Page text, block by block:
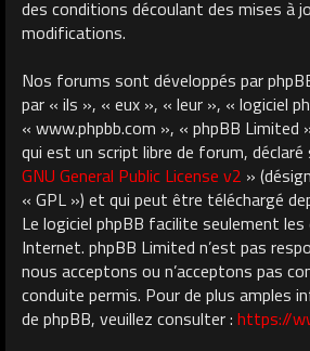
des conditions découlant des mises à
modifications.
Nos forums sont développés par
par « ils », « eux », « leur », « logiciel
« www.phpbb.com », « phpBB Limited
qui est un script libre de forum, déclaré
GNU General Public License v2 »
« GPL ») et qui peut être téléchargé
Le logiciel phpBB facilite seulement
Internet. phpBB Limited n’est pas
nous acceptons ou n’acceptons pas
conduite permis. Pour de plus amples
de phpBB, veuillez consulter : https://